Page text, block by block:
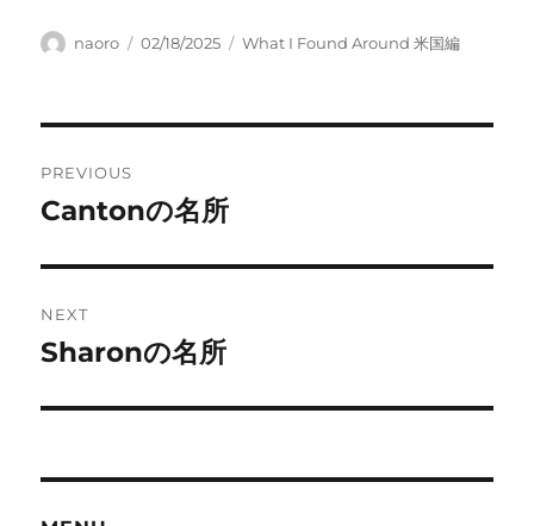
Author
naoro
Posted
02/18/2025 Categories
What I Found Around 米国編
navigation
PREVIOUS
Previous
Cantonの名所
NEXT
Next
Sharonの名所